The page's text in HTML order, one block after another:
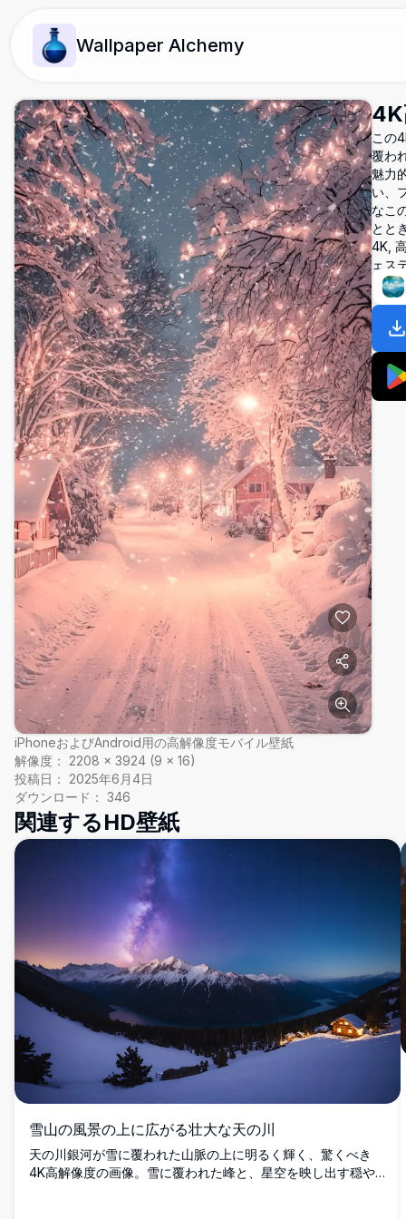
Wallpaper Alchemy
iPhoneおよびAndroid用の高解像度モバイル壁紙
解像度： 2208 × 3924 (9 × 16)
投稿日： 2025年6月4日
ダウンロード： 346
4K
この
覆わ
魅力
い、
なこ
とと
4K,
ェス
関連するHD壁紙
雪山の風景の上に広がる壮大な天の川
天の川銀河が雪に覆われた山脈の上に明るく輝く、驚くべき
4K高解像度の画像。雪に覆われた峰と、星空を映し出す穏や